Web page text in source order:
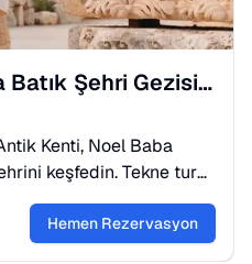
Demre Myra Kekova Batık Şehri Gezisi, Öğle Yemeği ve Transfer
Kenti, Noel Baba
keşfedin. Tekne turu
bir yolculuğa çıkın.
Hemen Rezervasyon